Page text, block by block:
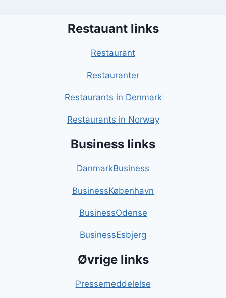
Restauant links
Restaurant
Restauranter
Restaurants in Denmark
Restaurants in Norway
Business links
DanmarkBusiness
BusinessKøbenhavn
BusinessOdense
BusinessEsbjerg
Øvrige links
Pressemeddelelse